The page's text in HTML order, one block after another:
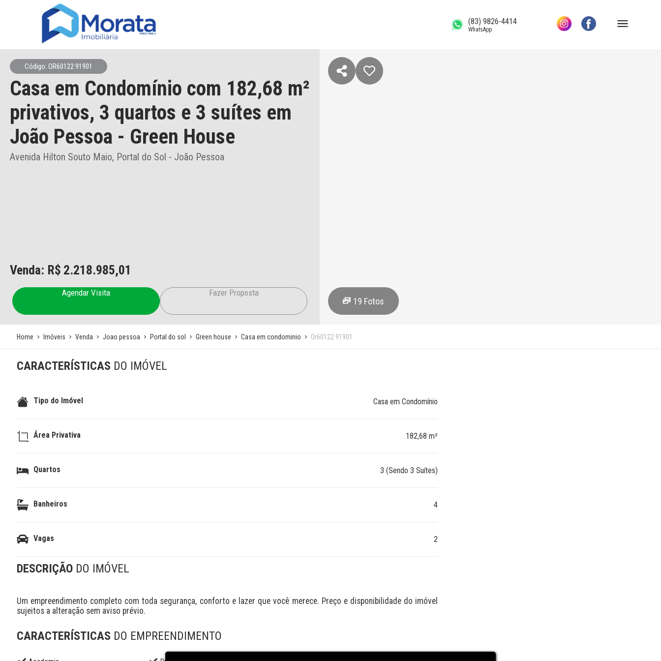
(83) 9826-4414
WhatsApp
Código: OR60122:91901
Casa em Condomínio com 182,68 m²
privativos, 3 quartos e 3 suítes em
João Pessoa - Green House
Avenida Hilton Souto Maio, Portal do Sol - João Pessoa
Venda: R$ 2.218.985,01
Agendar Visita Fazer Proposta
19 Fotos
Home Imóveis Venda Joao pessoa Portal do sol Green house Casa em condominio Or60122 91901
CARACTERÍSTICAS DO IMÓVEL
Tipo do Imóvel Casa em Condomínio
Área Privativa 182,68 m²
Quartos 3 (Sendo 3 Suítes)
Banheiros 4
Vagas 2
DESCRIÇÃO DO IMÓVEL
Um empreendimento completo com toda segurança, conforto e lazer que você merece. Preço e disponibilidade do imóvel
sujeitos a alteração sem aviso prévio.
CARACTERÍSTICAS DO EMPREENDIMENTO